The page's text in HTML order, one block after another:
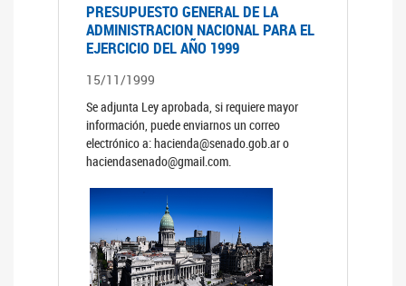
PRESUPUESTO GENERAL DE LA
ADMINISTRACION NACIONAL PARA EL
EJERCICIO DEL AÑO 1999
15/11/1999
Se adjunta Ley aprobada, si requiere mayor
información, puede enviarnos un correo
electrónico a: hacienda@senado.gob.ar o
haciendasenado@gmail.com.